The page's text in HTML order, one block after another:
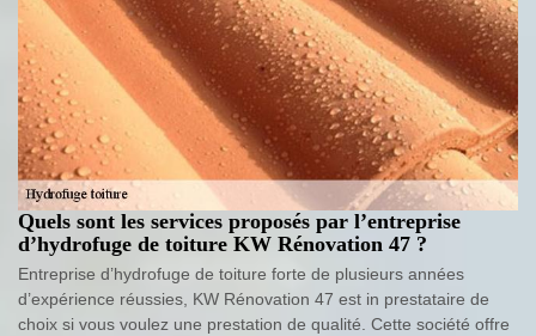
Quels sont les services proposés par l’entreprise
d’hydrofuge de toiture KW Rénovation 47 ?
Entreprise d’hydrofuge de toiture forte de plusieurs années
d’expérience réussies, KW Rénovation 47 est in prestataire de
choix si vous voulez une prestation de qualité. Cette société offre